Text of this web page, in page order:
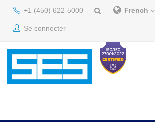
+1 (450) 622-5000 French
Se connecter